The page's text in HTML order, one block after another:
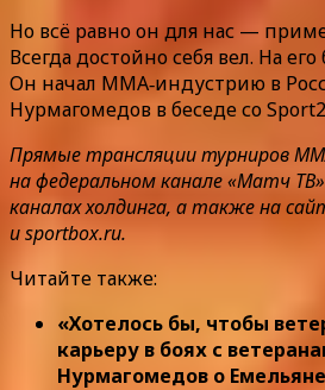
Но всё равно он для нас —
Всегда достойно себя вел. На
Он начал ММА‑индустрию в
Нурмагомедов в беседе со
Прямые трансляции турниров
на федеральном канале «Матч
каналах холдинга, а также на
и sportbox.ru.
Читайте также:
«Хотелось бы, чтобы
карьеру в боях с
Нурмагомедов о